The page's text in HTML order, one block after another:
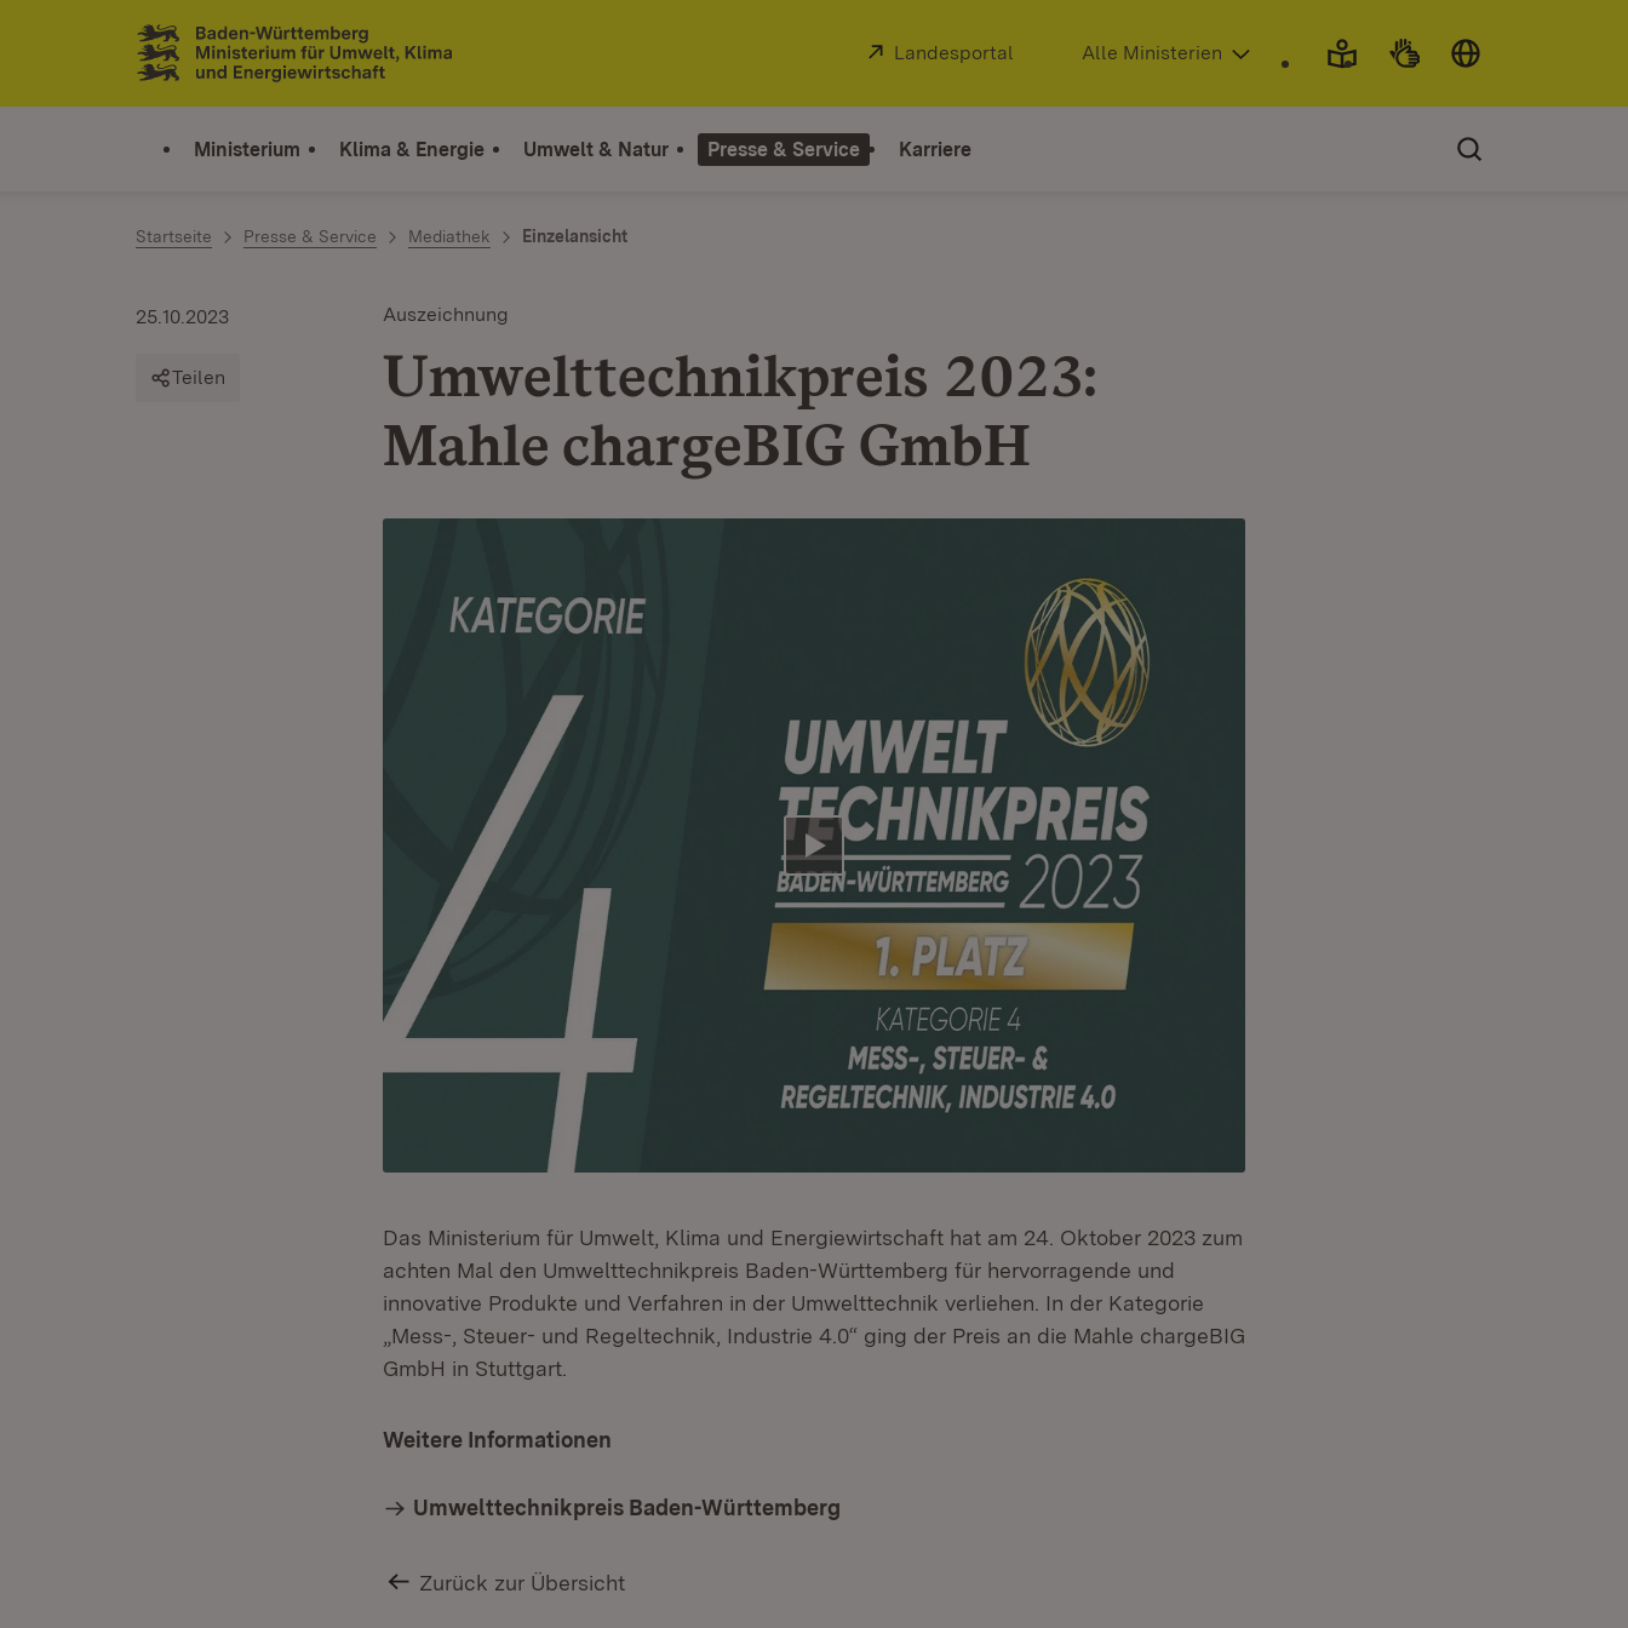
Zum Inhalt springen
Link zur Startseite
Extern:
Landesportal (Öffnet in neuem Fenster)
Alle Ministerien
Ministerium Klima & Energie Umwelt & Natur Presse & Service Karriere
Startseite Presse & Service Mediathek Einzelansicht
Auszeichnung
Umwelttechnikpreis 2023:
Mahle chargeBIG GmbH
25.10.2023
Teilen
Video abspielen
Das Ministerium für Umwelt, Klima und Energiewirtschaft hat am 24. Oktober 2023 zum
achten Mal den Umwelttechnikpreis Baden-Württemberg für hervorragende und
innovative Produkte und Verfahren in der Umwelttechnik verliehen. In der Kategorie
„Mess-, Steuer- und Regeltechnik, Industrie 4.0“ ging der Preis an die Mahle chargeBIG
GmbH in Stuttgart.
Weitere Informationen
Umwelttechnikpreis Baden-Württemberg
Zurück zur Übersicht